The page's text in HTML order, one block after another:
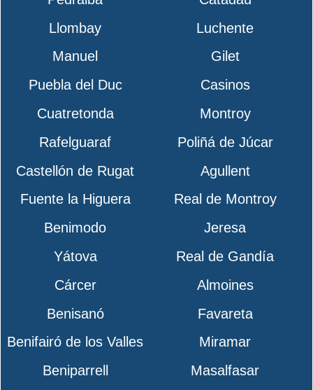
Llombay
Luchente
Manuel
Gilet
Puebla del Duc
Casinos
Cuatretonda
Montroy
Rafelguaraf
Poliñá de Júcar
Castellón de Rugat
Agullent
Fuente la Higuera
Real de Montroy
Benimodo
Jeresa
Yátova
Real de Gandía
Cárcer
Almoines
Benisanó
Favareta
Benifairó de los Valles
Miramar
Beniparrell
Masalfasar